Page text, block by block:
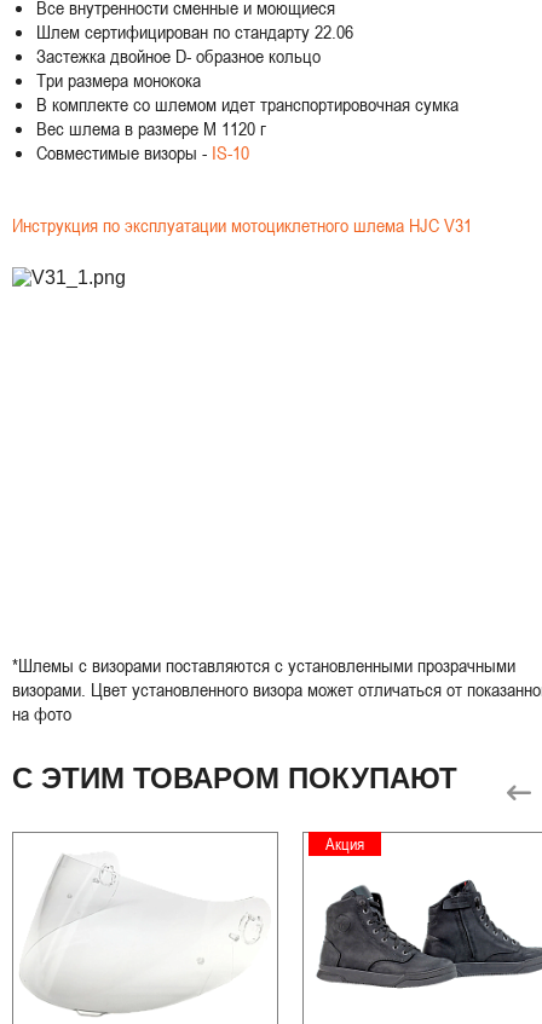
Все внутренности сменные и моющиеся
Шлем сертифицирован по стандарту 22.06
Застежка двойное D- образное кольцо
Три размера монокока
В комплекте со шлемом идет транспортировочная сумка
Вес шлема в размере M 1120 г
Совместимые визоры - IS-10
Инструкция по эксплуатации мотоциклетного шлема HJC V31
*Шлемы с визорами поставляются с установленными прозрачными
визорами. Цвет установленного визора может отличаться от
на фото
С ЭТИМ ТОВАРОМ ПОКУПАЮТ
Акция